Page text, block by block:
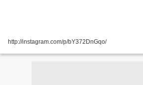
http://instagram.com/p/bY372DnGqo/